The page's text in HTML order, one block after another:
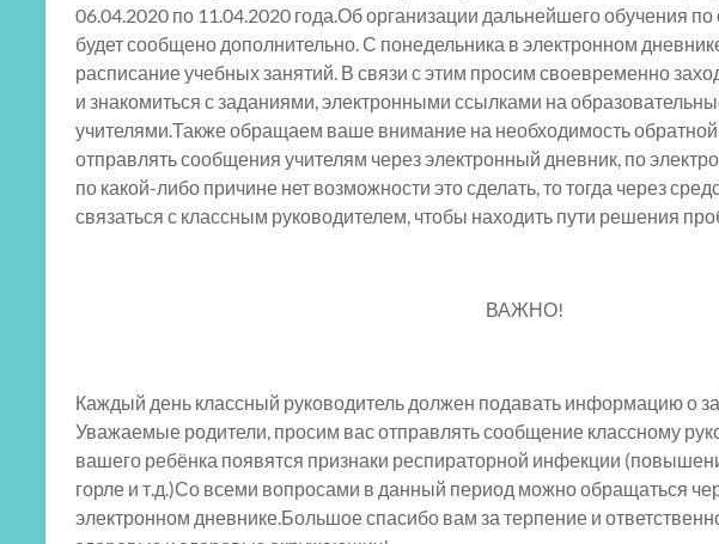
06.04.2020 по 11.04.2020 года.Об организации дальнейшего обучения по
будет сообщено дополнительно. С понедельника в электронном
расписание учебных занятий. В связи с этим просим своевременно
и знакомиться с заданиями, электронными ссылками на
учителями.Также обращаем ваше внимание на необходимость
отправлять сообщения учителям через электронный дневник, по
по какой-либо причине нет возможности это сделать, то тогда через
связаться с классным руководителем, чтобы находить пути решения
ВАЖНО!
Каждый день классный руководитель должен подавать информацию о
Уважаемые родители, просим вас отправлять сообщение классному
вашего ребёнка появятся признаки респираторной инфекции
горле и т.д.)Со всеми вопросами в данный период можно обращаться
электронном дневнике.Большое спасибо вам за терпение и